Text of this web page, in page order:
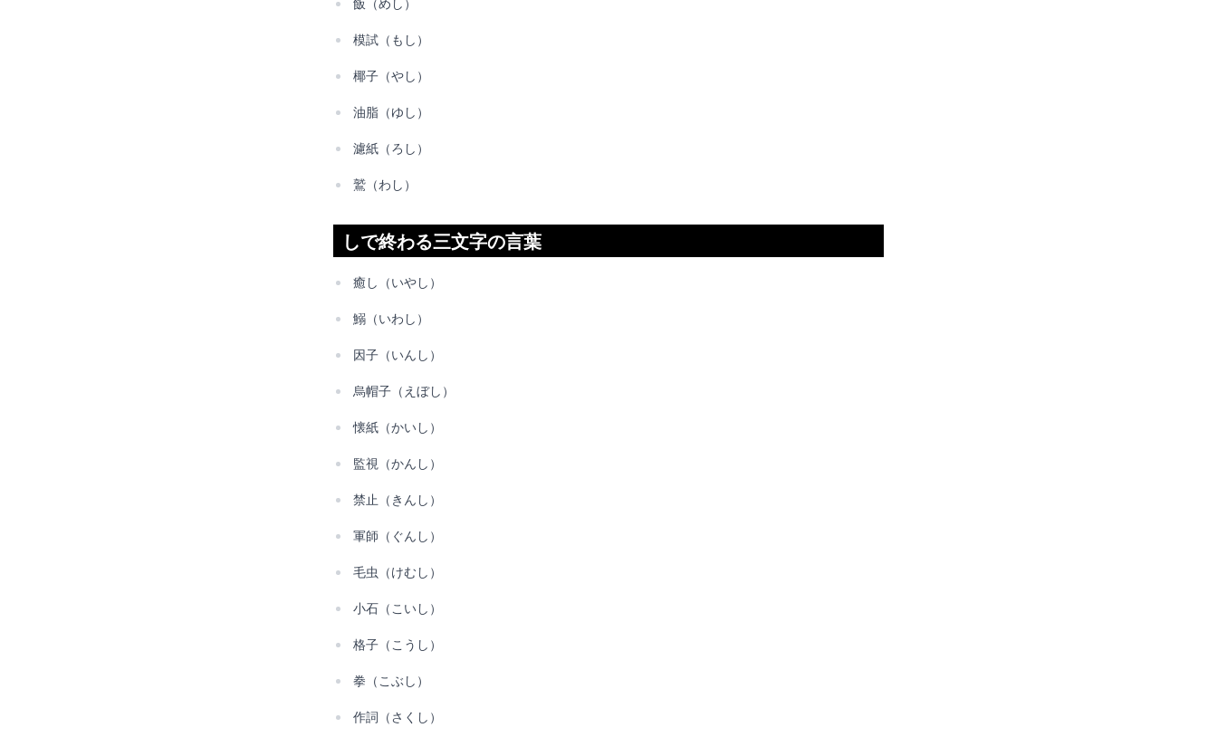
飯（めし）
模試（もし）
椰子（やし）
油脂（ゆし）
濾紙（ろし）
鷲（わし）
しで終わる三文字の言葉
癒し（いやし）
鰯（いわし）
因子（いんし）
烏帽子（えぼし）
懐紙（かいし）
監視（かんし）
禁止（きんし）
軍師（ぐんし）
毛虫（けむし）
小石（こいし）
格子（こうし）
拳（こぶし）
作詞（さくし）